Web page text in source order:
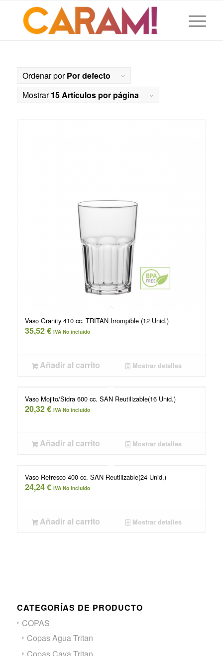
Ordenar porPor defecto
Mostrar15 Artículos por página
Vaso Granity 410 cc. TRITAN Irrompible (12 Unid.)
35,52€ IVA No incluido
Añadir al carrito Mostrar detalles
Vaso Mojito/Sidra 600 cc. SAN Reutilizable(16 Unid.)
20,32€ IVA No incluido
Añadir al carrito Mostrar detalles
Vaso Refresco 400 cc. SAN Reutilizable(24 Unid.)
24,24€ IVA No incluido
Añadir al carrito Mostrar detalles
CATEGORÍAS DE PRODUCTO
COPAS
Copas Agua Tritan
Copas Cava Tritan